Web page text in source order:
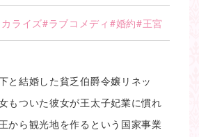
ライズ#ラブコメディ #婚約#王宮
と結婚した貧乏伯爵令嬢リネッ
もついた彼女が王太子妃業に慣れ
から観光地を作るという国家事業